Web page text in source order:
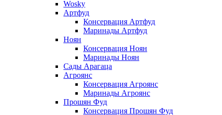
Wosky
Артфуд
Консервация Артфуд
Маринады Артфуд
Ноян
Консервация Ноян
Маринады Ноян
Сады Арагаца
Агроянс
Консервация Агроянс
Маринады Агроянс
Прошян Фуд
Консервация Прошян Фуд